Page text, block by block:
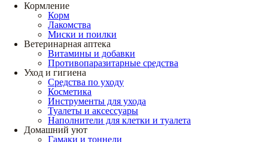
Кормление
Корм
Лакомства
Миски и поилки
Ветеринарная аптека
Витамины и добавки
Противопаразитарные средства
Уход и гигиена
Средства по уходу
Косметика
Инструменты для ухода
Туалеты и аксессуары
Наполнители для клетки и туалета
Домашний уют
Гамаки и тоннели